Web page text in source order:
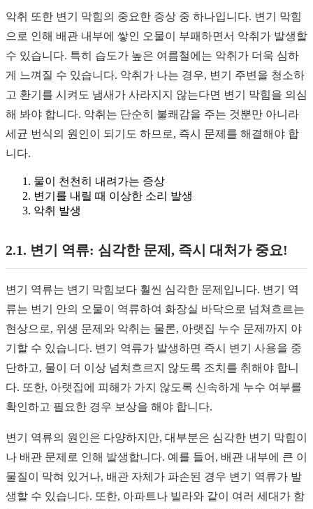
악취 또한 변기 막힘의 중요한 증상 중 하나입니다. 변기 막힘
으로 인해 배관 내부에 쌓인 오물이 부패하면서 악취가 발생할
수 있습니다. 특히 습도가 높은 여름철에는 악취가 더욱 심하
게 느껴질 수 있습니다. 악취가 나는 경우, 변기 주변을 청소하
고 환기를 시켜도 냄새가 사라지지 않는다면 변기 막힘을 의심
해 봐야 합니다. 악취는 단순히 불쾌감을 주는 것뿐만 아니라
세균 번식의 원인이 되기도 하므로, 즉시 문제를 해결해야 합
니다.
물이 천천히 내려가는 증상
변기를 내릴 때 이상한 소리 발생
악취 발생
2.1. 변기 역류: 심각한 문제, 즉시 대처가 중요!
변기 역류는 변기 막힘보다 훨씬 심각한 문제입니다. 변기 역
류는 변기 안의 오물이 역류하여 화장실 바닥으로 넘쳐흐르는
현상으로, 위생 문제와 악취는 물론, 아랫집 누수 문제까지 야
기할 수 있습니다. 변기 역류가 발생하면 즉시 변기 사용을 중
단하고, 물이 더 이상 넘쳐흐르지 않도록 조치를 취해야 합니
다. 또한, 아랫집에 피해가 가지 않도록 신속하게 누수 여부를
확인하고 필요한 경우 보상을 해야 합니다.
변기 역류의 원인은 다양하지만, 대부분은 심각한 변기 막힘이
나 배관 문제로 인해 발생합니다. 예를 들어, 배관 내부에 큰 이
물질이 막혀 있거나, 배관 자체가 파손된 경우 변기 역류가 발
생할 수 있습니다. 또한, 아파트나 빌라와 같이 여러 세대가 함